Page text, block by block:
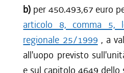
b) per 450.493,67 euro
articolo 8, comma 5,
regionale 25/1999 , a
all'uopo previsto
e sul capitolo 4649 dello